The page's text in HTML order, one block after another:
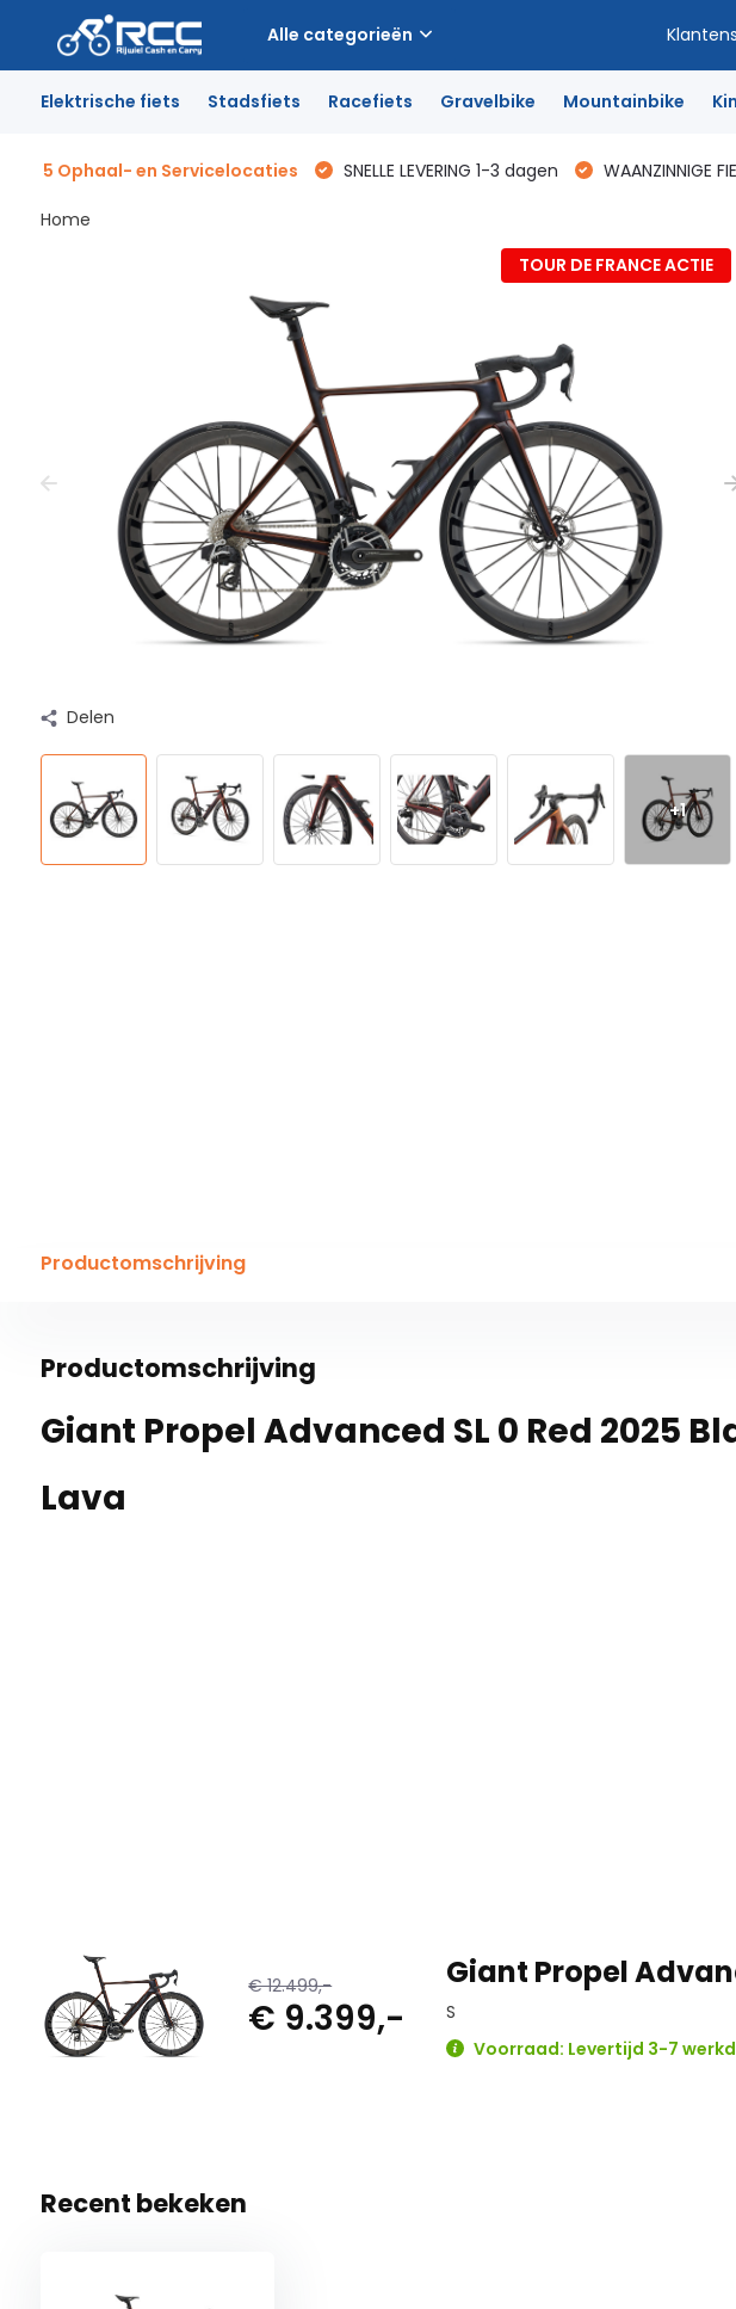
Alle categorieën
Elektrische fiets Stadsfiets Racefiets Gravelbike Mountainbike
5 Ophaal- en Servicelocaties SNELLE LEVERING 1-3 dagen WAANZINNIGE
Home
TOUR DE FRANCE ACTIE
Delen
+1
Productomschrijving
Productomschrijving
Giant Propel Advanced SL 0 Red 2025
Lava
€ 12.499,-
€ 9.399,-
Giant Propel
S
Voorraad: Levertijd 3-7
Recent bekeken